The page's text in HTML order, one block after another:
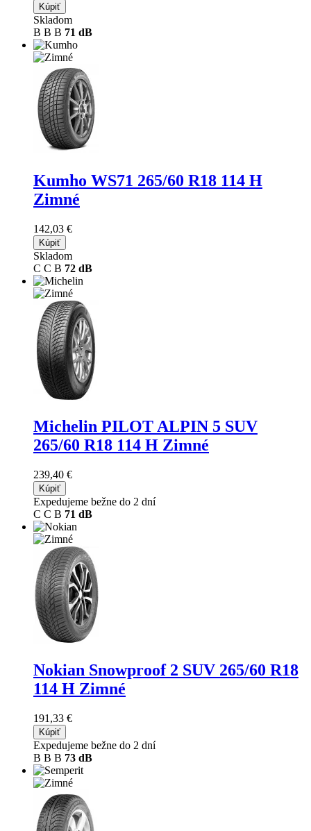
Kúpiť
Skladom
B B B 71 dB
Kumho WS71 265/60 R18 114 H
Zimné
142,03 €
Kúpiť
Skladom
C C B 72 dB
Michelin PILOT ALPIN 5 SUV
265/60 R18 114 H Zimné
239,40 €
Kúpiť
Expedujeme bežne do 2 dní
C C B 71 dB
Nokian Snowproof 2 SUV 265/60 R18
114 H Zimné
191,33 €
Kúpiť
Expedujeme bežne do 2 dní
B B B 73 dB